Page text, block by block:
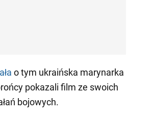
o tym ukraińska marynarka
pokazali film ze swoich
bojowych.